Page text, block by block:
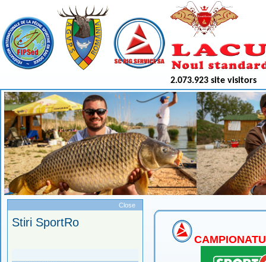
2.073.923 site visitors
Close
Stiri SportRo